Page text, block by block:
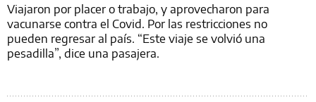
Viajaron por placer o trabajo, y aprovecharon para
vacunarse contra el Covid. Por las restricciones no
pueden regresar al país. “Este viaje se volvió una
pesadilla”, dice una pasajera.